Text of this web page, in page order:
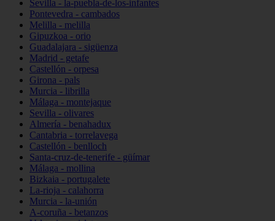
Sevilla - la-puebla-de-los-infantes
Pontevedra - cambados
Melilla - melilla
Gipuzkoa - orio
Guadalajara - sigüenza
Madrid - getafe
Castellón - orpesa
Girona - pals
Murcia - librilla
Málaga - montejaque
Sevilla - olivares
Almería - benahadux
Cantabria - torrelavega
Castellón - benlloch
Santa-cruz-de-tenerife - güímar
Málaga - mollina
Bizkaia - portugalete
La-rioja - calahorra
Murcia - la-unión
A-coruña - betanzos